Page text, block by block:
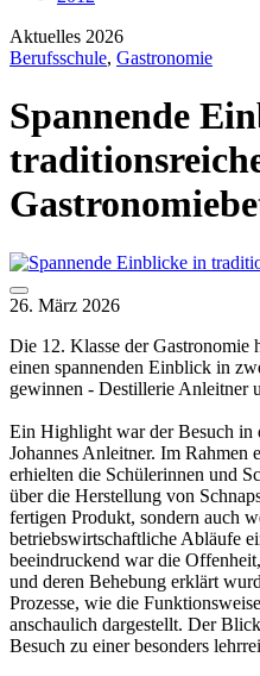
Aktuelles 2026
Berufsschule, Gastronomie
Spannende
26. März 2026
Die 12. Klasse der Gastronomie
einen spannenden Einblick in
gewinnen - Destillerie Anleitner
Ein Highlight war der Besuch in
Johannes Anleitner. Im Rahmen
erhielten die Schülerinnen und
über die Herstellung von
fertigen Produkt, sondern auch
betriebswirtschaftliche Abläufe
beeindruckend war die
und deren Behebung erklärt
Prozesse, wie die
anschaulich dargestellt. Der
Besuch zu einer besonders